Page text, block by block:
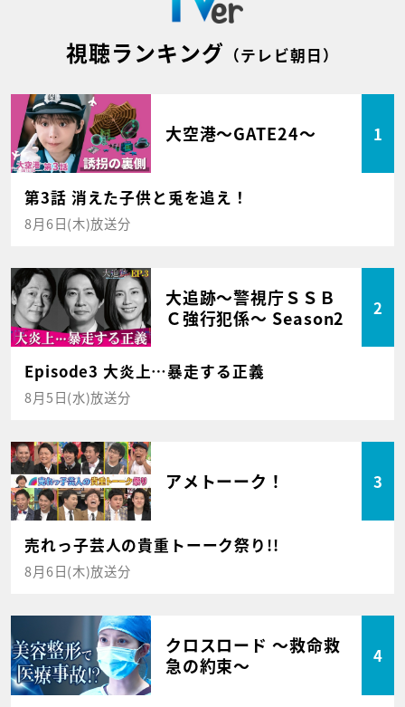
視聴ランキング （テレビ朝日）
大空港～GATE24～ 1
第3話 消えた子供と兎を追え！
8月6日(木)放送分
大追跡～警視庁ＳＳＢ
Ｃ強行犯係～ Season2
2
Episode3 大炎上…暴走する正義
8月5日(水)放送分
アメトーーク！ 3
売れっ子芸人の貴重トーーク祭り!!
8月6日(木)放送分
クロスロード ～救命救
急の約束～
4